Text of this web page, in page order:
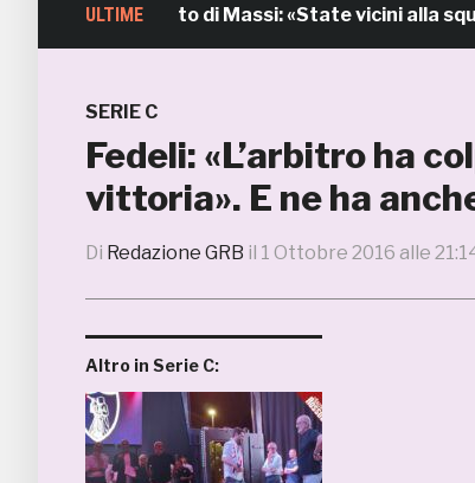
ULTIME
l’intervento di Massi: «State vicini alla
SERIE C
Fedeli: «L’arbitro ha
vittoria». E ne ha
Di Redazione GRB il 1 Ottobre 2016 alle
Altro in Serie C: